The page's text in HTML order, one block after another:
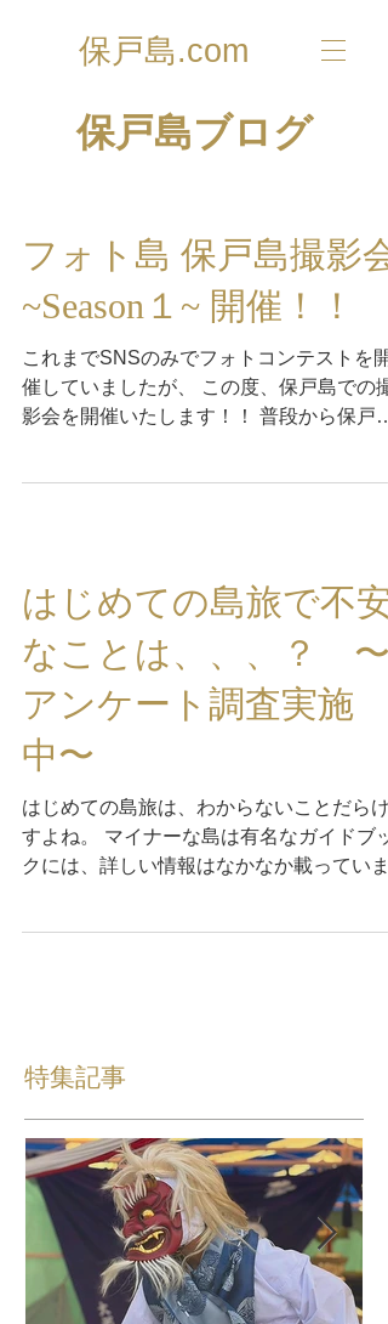
保戸島.com
​保戸島ブログ
フォト島 保戸島撮影会
~Season１~ 開催！！
これまでSNSのみでフォトコンテストを開
催していましたが、 この度、保戸島での撮
影会を開催いたします！！ 普段から保戸島
はじめての島旅で不安
なことは、、、？ 〜
アンケート調査実施
中〜
はじめての島旅は、わからないことだらけ
すよね。 マイナーな島は有名なガイドブッ
クには、詳しい情報はなかなか載っていま
特集記事